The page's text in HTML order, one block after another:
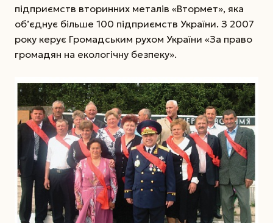
підприємств вторинних металів «Втормет», яка
об’єднує більше 100 підприємств України. З 2007
року керує Громадським рухом України «За право
громадян на екологічну безпеку».